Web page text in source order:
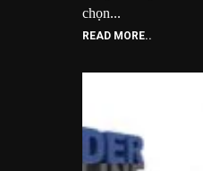
chọn...
READ MORE..